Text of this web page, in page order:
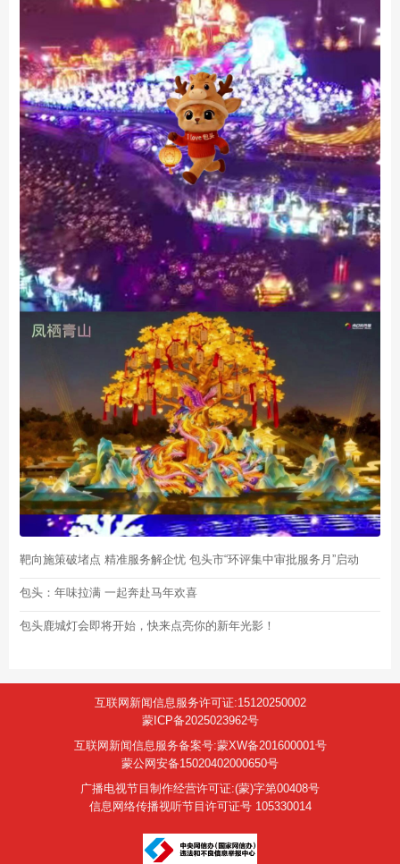
靶向施策破堵点 精准服务解企忧 包头市“环评集中审批服务月”启动
包头：年味拉满 一起奔赴马年欢喜
包头鹿城灯会即将开始，快来点亮你的新年光影！
互联网新闻信息服务许可证:15120250002
蒙ICP备2025023962号
互联网新闻信息服务备案号:蒙XW备201600001号
蒙公网安备15020402000650号
广播电视节目制作经营许可证:(蒙)字第00408号
信息网络传播视听节目许可证号 105330014